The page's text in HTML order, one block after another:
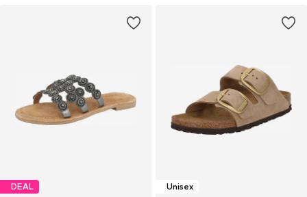
DEAL Unisex